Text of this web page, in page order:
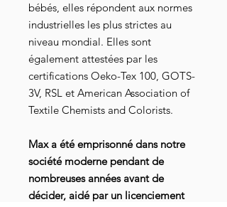
bébés, elles répondent aux normes
industrielles les plus strictes au
niveau mondial. Elles sont
également attestées par les
certifications Oeko-Tex 100, GOTS-
3V, RSL et American Association of
Textile Chemists and Colorists.
Max a été emprisonné dans notre
société moderne pendant de
nombreuses années avant de
décider, aidé par un licenciement